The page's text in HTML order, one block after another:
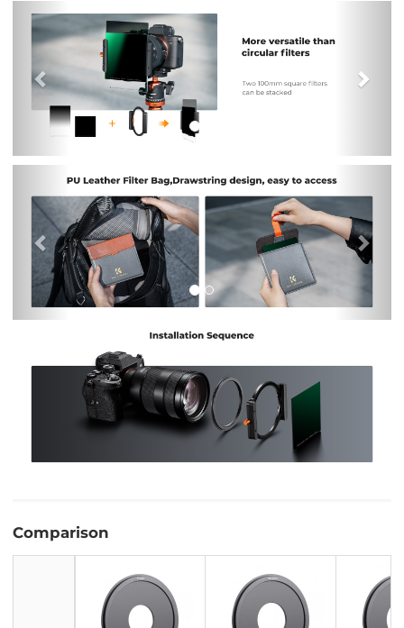
Previous
Previous
Comparison